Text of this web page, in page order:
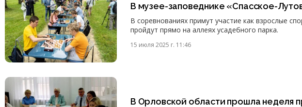
В музее-заповеднике «Спасское-
В соревнованиях примут участие как взрослые
пройдут прямо на аллеях усадебного парка.
15 июля 2025 г. 11:46
В Орловской области прошла неделя